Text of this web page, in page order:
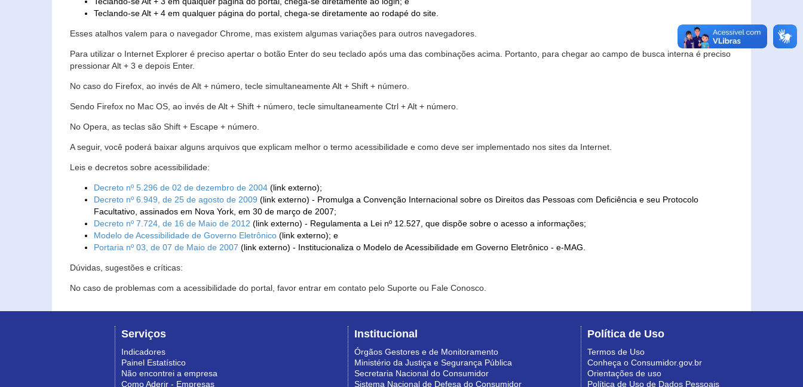
Teclando-se Alt + 4 em qualquer página do portal, chega-se diretamente ao rodapé do site.
Esses atalhos valem para o navegador Chrome, mas existem algumas variações para outros navegadores.
Para utilizar o Internet Explorer é preciso apertar o botão Enter do seu teclado após uma das combinações acima. Portanto, para chegar ao campo de busca interna é preciso
pressionar Alt + 3 e depois Enter.
No caso do Firefox, ao invés de Alt + número, tecle simultaneamente Alt + Shift + número.
Sendo Firefox no Mac OS, ao invés de Alt + Shift + número, tecle simultaneamente Ctrl + Alt + número.
No Opera, as teclas são Shift + Escape + número.
A seguir, você poderá baixar alguns arquivos que explicam melhor o termo acessibilidade e como deve ser implementado nos sites da Internet.
Leis e decretos sobre acessibilidade:
Decreto nº 5.296 de 02 de dezembro de 2004 (link externo);
Decreto nº 6.949, de 25 de agosto de 2009 (link externo) - Promulga a Convenção Internacional sobre os Direitos das Pessoas com Deficiência e seu Protocolo
Facultativo, assinados em Nova York, em 30 de março de 2007;
Decreto nº 7.724, de 16 de Maio de 2012 (link externo) - Regulamenta a Lei nº 12.527, que dispõe sobre o acesso a informações;
Modelo de Acessibilidade de Governo Eletrônico (link externo); e
Portaria nº 03, de 07 de Maio de 2007 (link externo) - Institucionaliza o Modelo de Acessibilidade em Governo Eletrônico - e-MAG.
Dúvidas, sugestões e críticas:
No caso de problemas com a acessibilidade do portal, favor entrar em contato pelo Suporte ou Fale Conosco.
Serviços
Indicadores
Painel Estatístico
Não encontrei a empresa
Como Aderir - Empresas
Institucional
Órgãos Gestores e de Monitoramento
Ministério da Justiça e Segurança Pública
Secretaria Nacional do Consumidor
Sistema Nacional de Defesa do Consumidor
Política de Uso
Termos de Uso
Conheça o Consumidor.gov.br
Orientações de uso
Política de Uso de Dados Pessoais